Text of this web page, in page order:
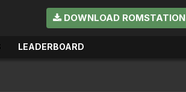
DOWNLOAD ROMSTATION
LEADERBOARD